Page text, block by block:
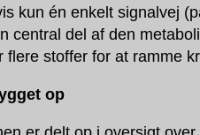
kun én enkelt signalvej
central del af den
flere stoffer for at ramme
op